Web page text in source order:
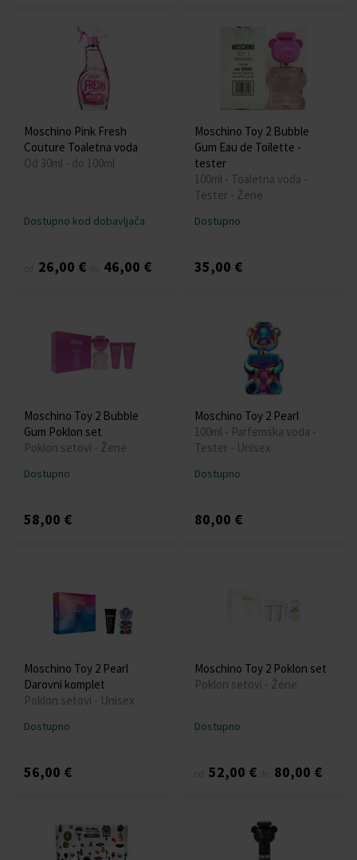
Moschino Pink Fresh
Couture Toaletna voda
Od 30ml - do 100ml
Dostupno kod dobavljača
26,00 € 46,00 €
Moschino Toy 2 Bubble
Gum Eau de Toilette -
tester
100ml - Toaletna voda -
Tester - Žene
Dostupno
35,00 €
Moschino Toy 2 Bubble
Gum Poklon set
Poklon setovi - Žene
Dostupno
58,00 €
Moschino Toy 2 Pearl
100ml - Parfemska voda -
Tester - Unisex
Dostupno
80,00 €
Moschino Toy 2 Pearl
Darovni komplet
Poklon setovi - Unisex
Dostupno
56,00 €
Moschino Toy 2 Poklon set
Poklon setovi - Žene
Dostupno
52,00 € 80,00 €